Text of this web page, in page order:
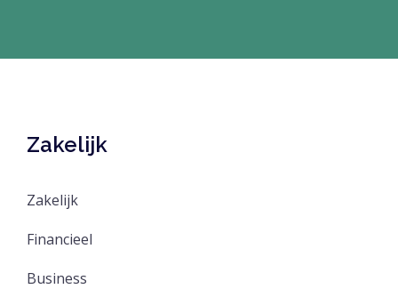
Zakelijk
Zakelijk
Financieel
Business